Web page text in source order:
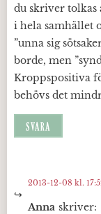
du skriver tolkas
i hela samhället
”unna sig
borde, men
Kroppspositiva
behövs det
SVARA
Anna skriver:
2013-12-08 kl.